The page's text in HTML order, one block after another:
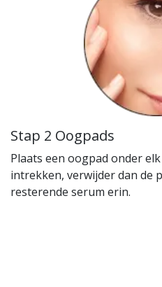
Stap 2 Oogpads
Plaats een oogpad onder
intrekken, verwijder dan de
resterende serum erin.